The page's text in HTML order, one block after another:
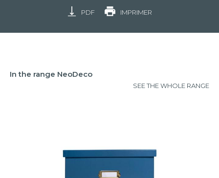
PDF IMPRIMER
In the range NeoDeco
SEE THE WHOLE RANGE